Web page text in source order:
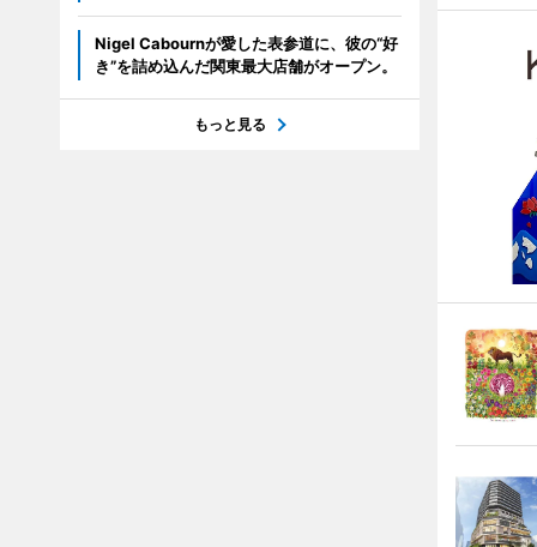
Nigel Cabournが愛した表参道に、彼の“好
き”を詰め込んだ関東最大店舗がオープン。
もっと見る